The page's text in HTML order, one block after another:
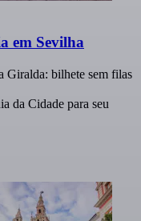
em Sevilha
Giralda: bilhete sem filas
da Cidade para seu